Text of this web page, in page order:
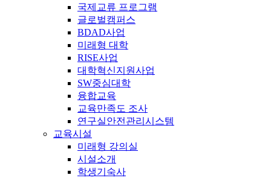
국제교류 프로그램
글로벌캠퍼스
BDAD사업
미래형 대학
RISE사업
대학혁신지원사업
SW중심대학
융합교육
교육만족도 조사
연구실안전관리시스템
교육시설
미래형 강의실
시설소개
학생기숙사